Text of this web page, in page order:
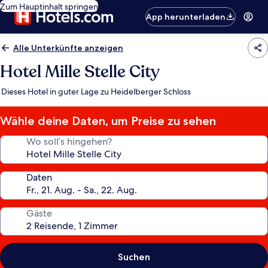
Zum Hauptinhalt springen
App herunterladen
Alle Unterkünfte anzeigen
Hotel Mille Stelle City
Dieses Hotel in guter Lage zu Heidelberger Schloss
Wähle deine Daten, um Preise zu sehen
Wo soll’s hingehen?
Daten
Gäste
Suchen